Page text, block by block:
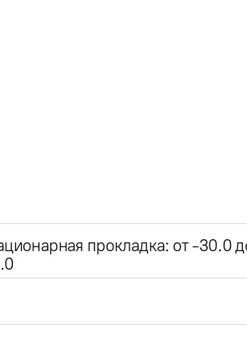
прокладка: от -30.0